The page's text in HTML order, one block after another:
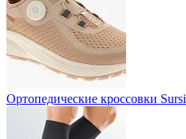
Ортопедические кроссовки